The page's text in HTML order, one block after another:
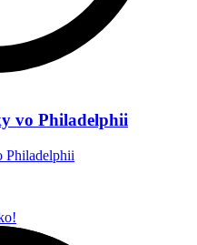
vo Philadelphii
Philadelphii